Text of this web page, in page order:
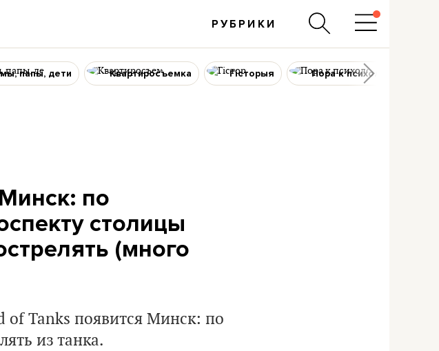
РУБРИКИ
папы, дети Квартиросъемка Гісторыя Пора к психологу
по
столицы
(много
of Tanks появится Минск: по
из танка.